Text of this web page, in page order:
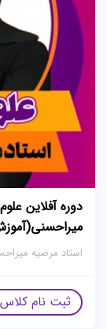
دوره آفلاین
استاد مرضیه
ثبت نام کلاس